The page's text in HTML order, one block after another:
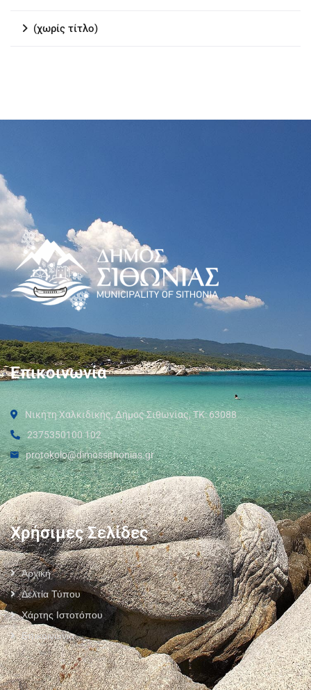
(χωρίς τίτλο)
Επικοινωνία
Νικήτη Χαλκιδικής, Δήμος Σιθωνίας, ΤΚ: 63088
2375350100 102
protokolo@dimossithonias.gr
Χρήσιμες Σελίδες
Αρχική
Δελτία Τύπου
Χάρτης Ιστοτόπου
Επικοινωνία